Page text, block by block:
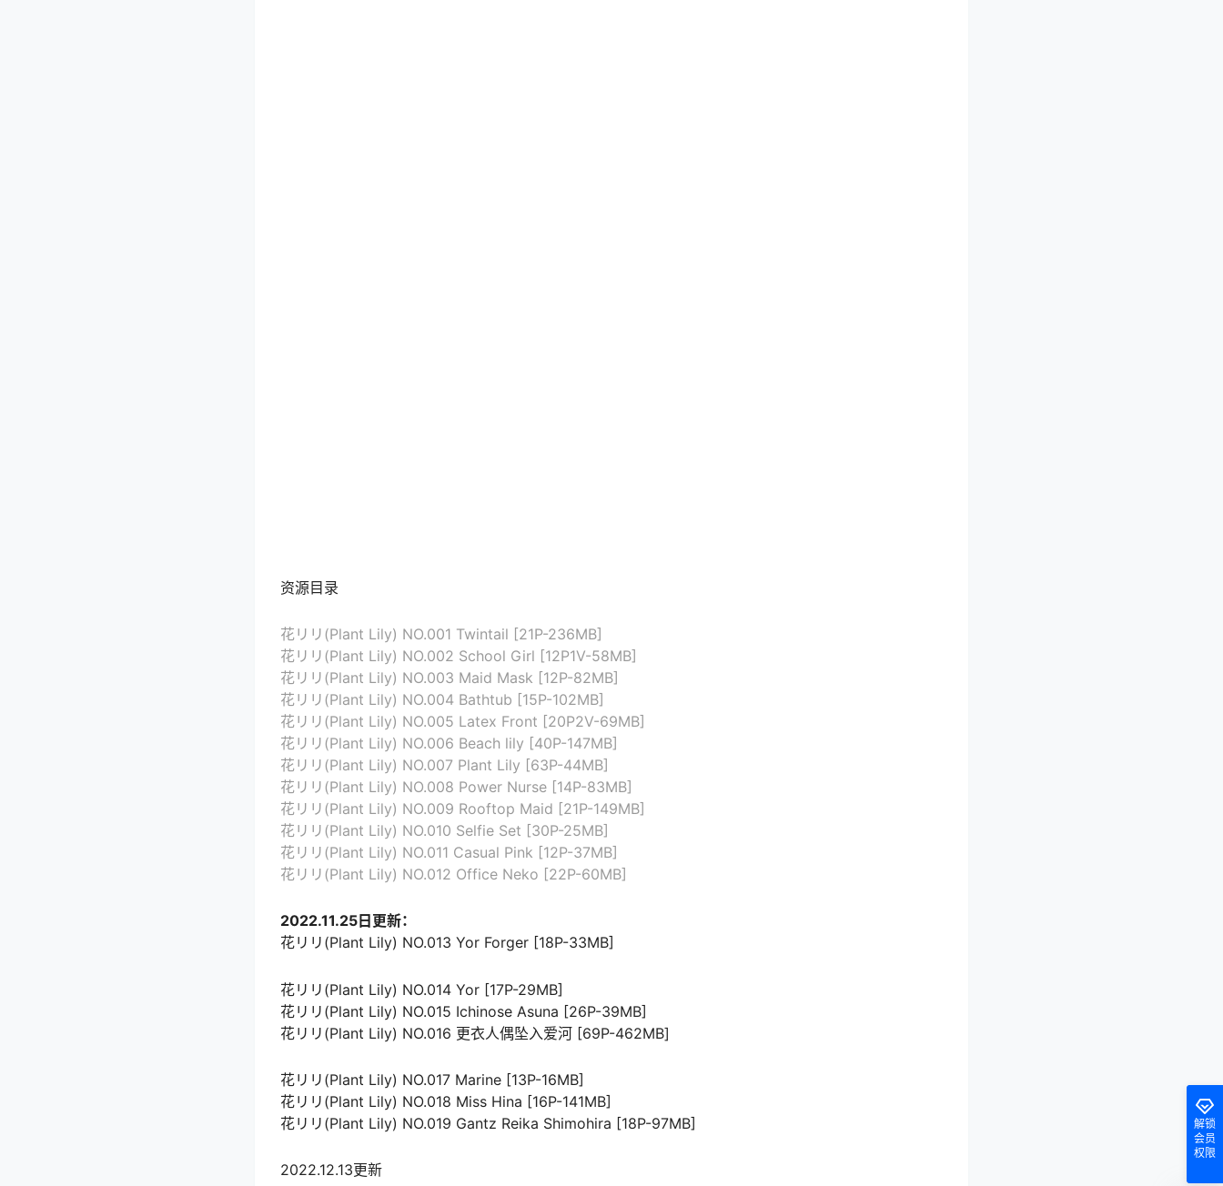
资源目录
花リリ(Plant Lily) NO.001 Twintail [21P-236MB]
花リリ(Plant Lily) NO.002 School Girl [12P1V-58MB]
花リリ(Plant Lily) NO.003 Maid Mask [12P-82MB]
花リリ(Plant Lily) NO.004 Bathtub [15P-102MB]
花リリ(Plant Lily) NO.005 Latex Front [20P2V-69MB]
花リリ(Plant Lily) NO.006 Beach lily [40P-147MB]
花リリ(Plant Lily) NO.007 Plant Lily [63P-44MB]
花リリ(Plant Lily) NO.008 Power Nurse [14P-83MB]
花リリ(Plant Lily) NO.009 Rooftop Maid [21P-149MB]
花リリ(Plant Lily) NO.010 Selfie Set [30P-25MB]
花リリ(Plant Lily) NO.011 Casual Pink [12P-37MB]
花リリ(Plant Lily) NO.012 Office Neko [22P-60MB]
2022.11.25日更新：
花リリ(Plant Lily) NO.013 Yor Forger [18P-33MB]
花リリ(Plant Lily) NO.014 Yor [17P-29MB]
花リリ(Plant Lily) NO.015 Ichinose Asuna [26P-39MB]
花リリ(Plant Lily) NO.016 更衣人偶坠入爱河 [69P-462MB]
花リリ(Plant Lily) NO.017 Marine [13P-16MB]
花リリ(Plant Lily) NO.018 Miss Hina [16P-141MB]
花リリ(Plant Lily) NO.019 Gantz Reika Shimohira [18P-97MB]
2022.12.13更新
解锁
会员
权限